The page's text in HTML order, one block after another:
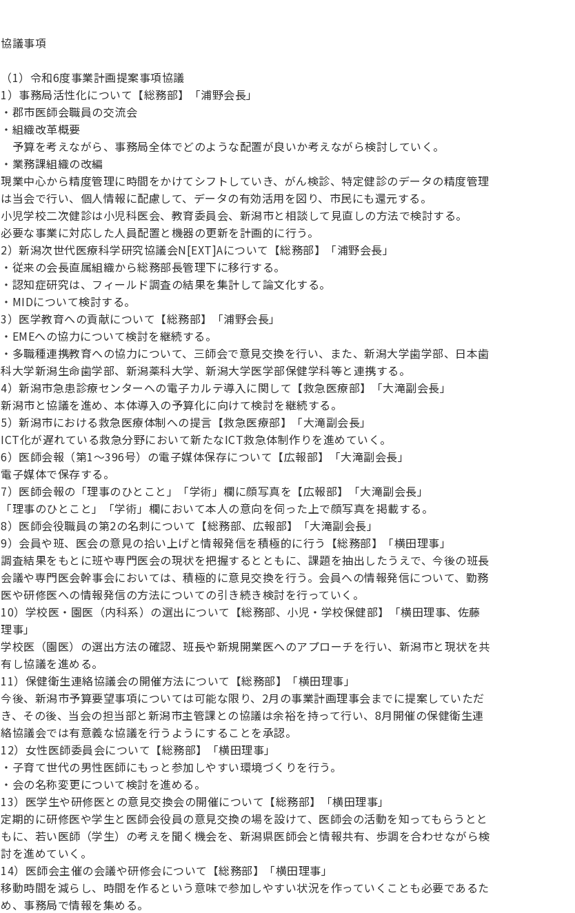
協議事項
（1）令和6度事業計画提案事項協議
1）事務局活性化について【総務部】「浦野会長」
・郡市医師会職員の交流会
・組織改革概要
予算を考えながら、事務局全体でどのような配置が良いか考えながら検討していく。
・業務課組織の改編
現業中心から精度管理に時間をかけてシフトしていき、がん検診、特定健診のデータの精度管理
は当会で行い、個人情報に配慮して、データの有効活用を図り、市民にも還元する。
小児学校二次健診は小児科医会、教育委員会、新潟市と相談して見直しの方法で検討する。
必要な事業に対応した人員配置と機器の更新を計画的に行う。
2）新潟次世代医療科学研究協議会N[EXT]Aについて【総務部】「浦野会長」
・従来の会長直属組織から総務部長管理下に移行する。
・認知症研究は、フィールド調査の結果を集計して論文化する。
・MIDについて検討する。
3）医学教育への貢献について【総務部】「浦野会長」
・EMEへの協力について検討を継続する。
・多職種連携教育への協力について、三師会で意見交換を行い、また、新潟大学歯学部、日本歯
科大学新潟生命歯学部、新潟薬科大学、新潟大学医学部保健学科等と連携する。
4）新潟市急患診療センターへの電子カルテ導入に関して【救急医療部】「大滝副会長」
新潟市と協議を進め、本体導入の予算化に向けて検討を継続する。
5）新潟市における救急医療体制への提言【救急医療部】「大滝副会長」
ICT化が遅れている救急分野において新たなICT救急体制作りを進めていく。
6）医師会報（第1～396号）の電子媒体保存について【広報部】「大滝副会長」
電子媒体で保存する。
7）医師会報の「理事のひとこと」「学術」欄に顔写真を【広報部】「大滝副会長」
「理事のひとこと」「学術」欄において本人の意向を伺った上で顔写真を掲載する。
8）医師会役職員の第2の名刺について【総務部、広報部】「大滝副会長」
9）会員や班、医会の意見の拾い上げと情報発信を積極的に行う【総務部】「横田理事」
調査結果をもとに班や専門医会の現状を把握するとともに、課題を抽出したうえで、今後の班長
会議や専門医会幹事会においては、積極的に意見交換を行う。会員への情報発信について、勤務
医や研修医への情報発信の方法についての引き続き検討を行っていく。
10）学校医・園医（内科系）の選出について【総務部、小児・学校保健部】「横田理事、佐藤
理事」
学校医（園医）の選出方法の確認、班長や新規開業医へのアプローチを行い、新潟市と現状を共
有し協議を進める。
11）保健衛生連絡協議会の開催方法について【総務部】「横田理事」
今後、新潟市予算要望事項については可能な限り、2月の事業計画理事会までに提案していただ
き、その後、当会の担当部と新潟市主管課との協議は余裕を持って行い、8月開催の保健衛生連
絡協議会では有意義な協議を行うようにすることを承認。
12）女性医師委員会について【総務部】「横田理事」
・子育て世代の男性医師にもっと参加しやすい環境づくりを行う。
・会の名称変更について検討を進める。
13）医学生や研修医との意見交換会の開催について【総務部】「横田理事」
定期的に研修医や学生と医師会役員の意見交換の場を設けて、医師会の活動を知ってもらうとと
もに、若い医師（学生）の考えを聞く機会を、新潟県医師会と情報共有、歩調を合わせながら検
討を進めていく。
14）医師会主催の会議や研修会について【総務部】「横田理事」
移動時間を減らし、時間を作るという意味で参加しやすい状況を作っていくことも必要であるた
め、事務局で情報を集める。